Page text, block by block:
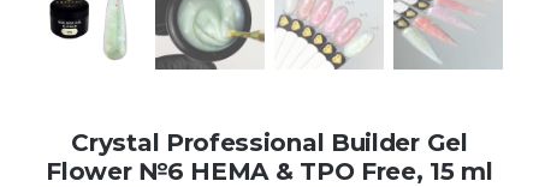
Crystal Professional Builder Gel
Flower №6 HEMA & TPO Free, 15 ml